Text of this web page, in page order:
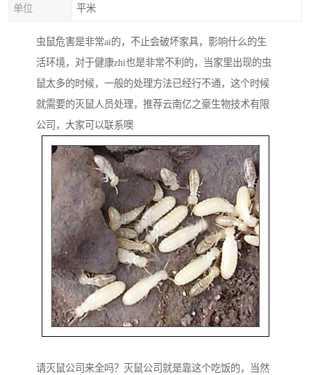
单位 平米
虫鼠危害是非常ai的，不止会破坏家具，影响什么的生
活环境，对于健康zhi也是非常不利的，当家里出现的虫
鼠太多的时候，一般的处理方法已经行不通，这个时候
就需要的灭鼠人员处理，推荐云南亿之豪生物技术有限
公司，大家可以联系噢
请灭鼠公司来全吗？灭鼠公司就是靠这个吃饭的，当然